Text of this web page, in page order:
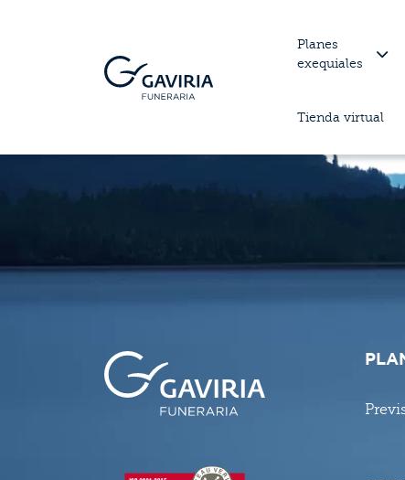
Planes
exequiales
Tienda virtual